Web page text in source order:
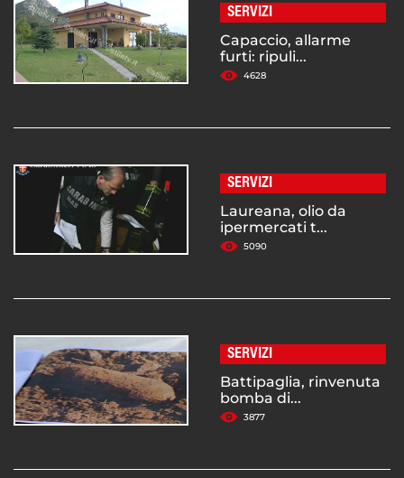
SERVIZI
Capaccio, allarme
furti: ripuli...
4628
SERVIZI
Laureana, olio da
ipermercati t...
5090
SERVIZI
Battipaglia, rinvenuta
bomba di...
3877